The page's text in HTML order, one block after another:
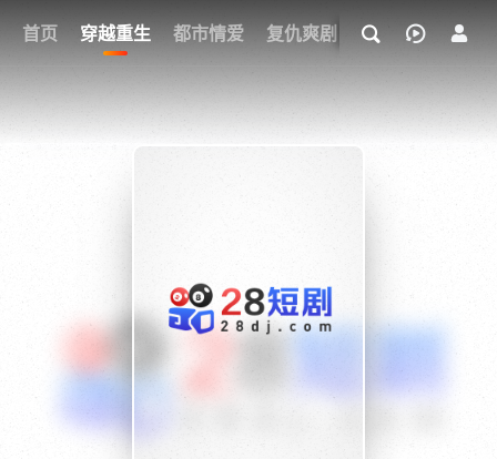
首页 穿越重生 都市情爱 复仇爽剧 玄幻武侠 奇幻
我的观影记录